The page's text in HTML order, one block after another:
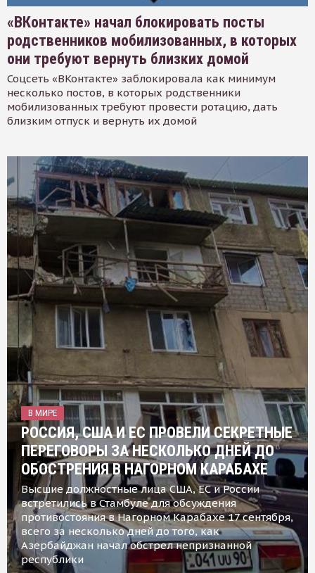
«ВКонтакте» начал блокировать посты
родственников мобилизованных, в которых
они требуют вернуть близких домой
Соцсеть «ВКонтакте» заблокировала как минимум
несколько постов, в которых родственники
мобилизованных требуют провести ротацию, дать
близким отпуск и вернуть их домой
В МИРЕ
РОССИЯ, США И ЕС ПРОВЕЛИ СЕКРЕТНЫЕ
ПЕРЕГОВОРЫ ЗА НЕСКОЛЬКО ДНЕЙ ДО
ОБОСТРЕНИЯ В НАГОРНОМ КАРАБАХЕ
Высшие должностные лица США, ЕС и России
встретились в Стамбуле для обсуждения
противостояния в Нагорном Карабахе 17 сентября,
всего за несколько дней до того, как
Азербайджан начал обстрел непризнанной
республики